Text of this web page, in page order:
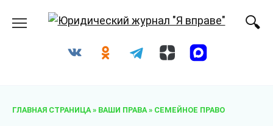
ГЛАВНАЯ СТРАНИЦА » ВАШИ ПРАВА » СЕМЕЙНОЕ ПРАВО